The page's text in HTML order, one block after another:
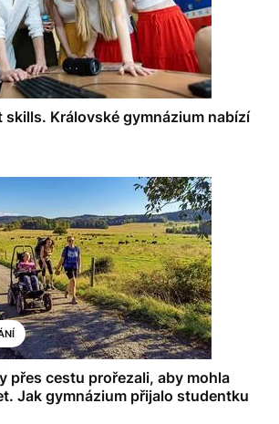
skills. Královské gymnázium nabízí
přes cestu prořezali, aby mohla
Jak gymnázium přijalo studentku